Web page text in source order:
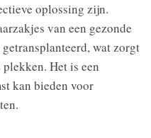
oplossing zijn.
van een gezonde
wat zorgt
Het is een
kan bieden voor